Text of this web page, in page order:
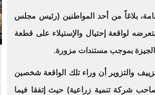
بلاغاً من أحد المواطنين (رئيس مجلس
لواقعة إحتيال والإستيلاء على قطعة
بموجب مستندات مزورة.
والتزوير أن وراء تلك الواقعة شخصين
شركة تنمية زراعية) حيث إتفقا فيما